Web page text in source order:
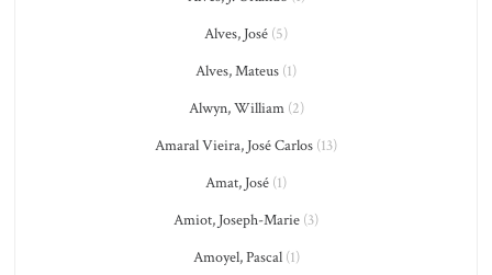
Alves, José (5)
Alves, Mateus (1)
Alwyn, William(2)
Amaral Vieira, José Carlos (13)
Amat, José (1)
Amiot, Joseph-Marie (3)
Amoyel, Pascal(1)